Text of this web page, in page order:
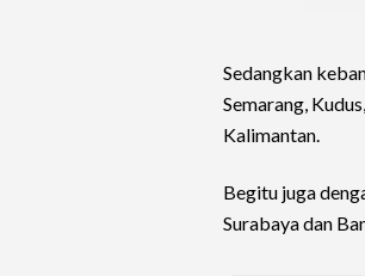
Sedangkan
Semarang,
Kalimantan.
Begitu juga
Surabaya dan